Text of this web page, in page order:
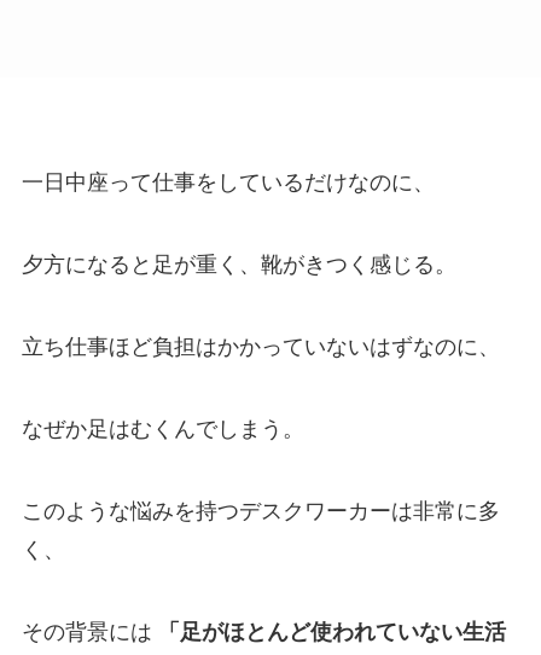
一日中座って仕事をしているだけなのに、
夕方になると足が重く、靴がきつく感じる。
立ち仕事ほど負担はかかっていないはずなのに、
なぜか足はむくんでしまう。
このような悩みを持つデスクワーカーは非常に多
く、
その背景には
「足がほとんど使われていない生活